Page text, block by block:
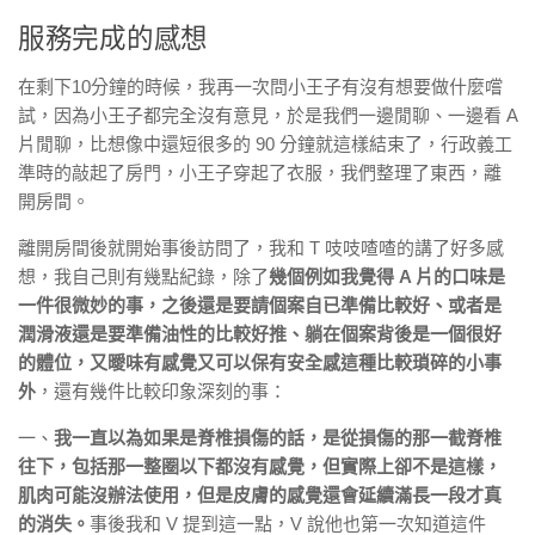
服務完成的感想
在剩下10分鐘的時候，我再一次問小王子有沒有想要做什麼嚐
試，因為小王子都完全沒有意見，於是我們一邊閒聊、一邊看 A
片閒聊，比想像中還短很多的 90 分鐘就這樣結束了，行政義工
準時的敲起了房門，小王子穿起了衣服，我們整理了東西，離
開房間。
離開房間後就開始事後訪問了，我和 T 吱吱喳喳的講了好多感
想，我自己則有幾點紀錄，除了幾個例如我覺得 A 片的口味是
一件很微妙的事，之後還是要請個案自已準備比較好、或者是
潤滑液還是要準備油性的比較好推、躺在個案背後是一個很好
的體位，又曖味有感覺又可以保有安全感這種比較瑣碎的小事
外 ，還有幾件比較印象深刻的事：
一、 我一直以為如果是脊椎損傷的話，是從損傷的那一截脊椎
往下，包括那一整圈以下都沒有感覺，但實際上卻不是這樣，
肌肉可能沒辦法使用，但是皮膚的感覺還會延續滿長一段才真
的消失。 事後我和 V 提到這一點，V 說他也第一次知道這件